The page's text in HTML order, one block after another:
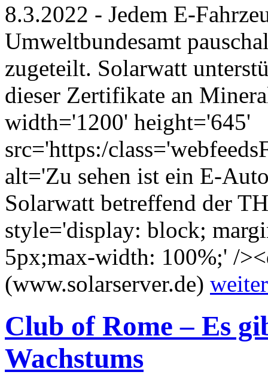
8.3.2022 - Jedem E-
Umweltbundesamt
zugeteilt. Solarwatt
dieser Zertifikate an
width='1200' height='645'
src='https:/
alt='Zu sehen ist ein E-
Solarwatt betreffend der
style='display: block;
5px;max-width: 100%;' /
(www.solarserver.de) weiter
Club of Rome – Es
Wachstums